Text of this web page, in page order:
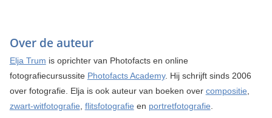
Over de auteur
Elja Trum is oprichter van Photofacts en online
fotografiecursussite Photofacts Academy. Hij schrijft sinds 2006
over fotografie. Elja is ook auteur van boeken over compositie,
zwart-witfotografie, flitsfotografie en portretfotografie.